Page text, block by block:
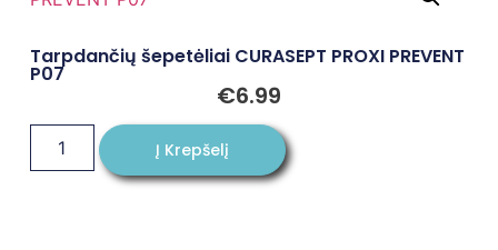
Tarpdančių šepetėliai CURASEPT PROXI PREVENT
P07
€6.99
Į Krepšelį